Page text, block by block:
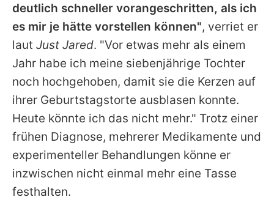
deutlich schneller vorangeschritten, als ich
es mir je hätte vorstellen können", verriet er
laut Just Jared. "Vor etwas mehr als einem
Jahr habe ich meine siebenjährige Tochter
noch hochgehoben, damit sie die Kerzen auf
ihrer Geburtstagstorte ausblasen konnte.
Heute könnte ich das nicht mehr." Trotz einer
frühen Diagnose, mehrerer Medikamente und
experimenteller Behandlungen könne er
inzwischen nicht einmal mehr eine Tasse
festhalten.